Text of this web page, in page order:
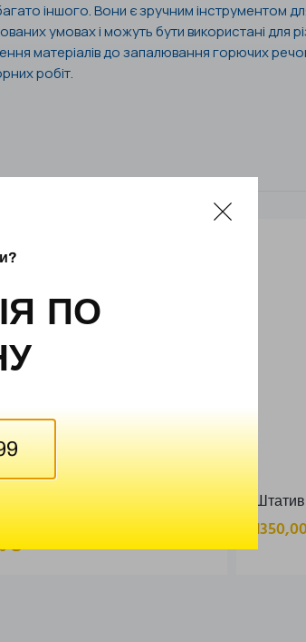
іншого. Вони є зручним інструментом
умовах і можуть бути використані для
матеріалів до запалювання горючих
робіт.
гратка Графіт – Модель
₴
1350,00
ПО